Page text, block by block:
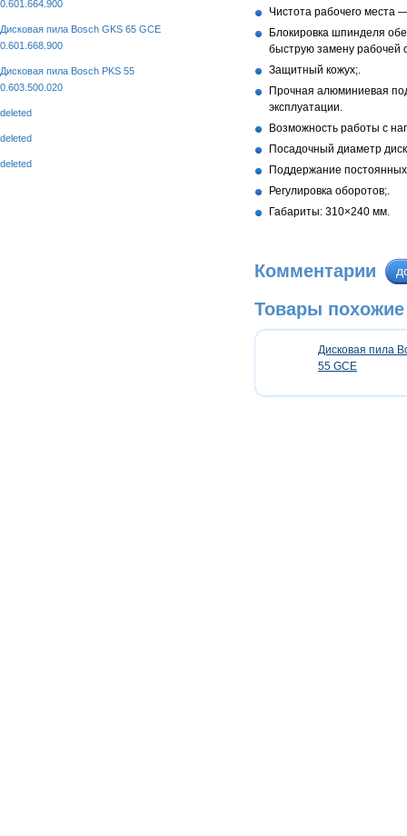
Чистота рабочего места
Блокировка шпинделя
быструю замену рабочей
Защитный кожух;.
Прочная алюминиевая
эксплуатации.
Возможность работы с
Посадочный диаметр
Поддержание
Регулировка оборотов;.
Габариты: 310×240 мм.
Комментарии
Товары похожие
Дисковая пила
55 GCE
0.601.664.900
Дисковая пила Bosch GKS 65 GCE
0.601.668.900
Дисковая пила Bosch PKS 55
0.603.500.020
deleted
deleted
deleted